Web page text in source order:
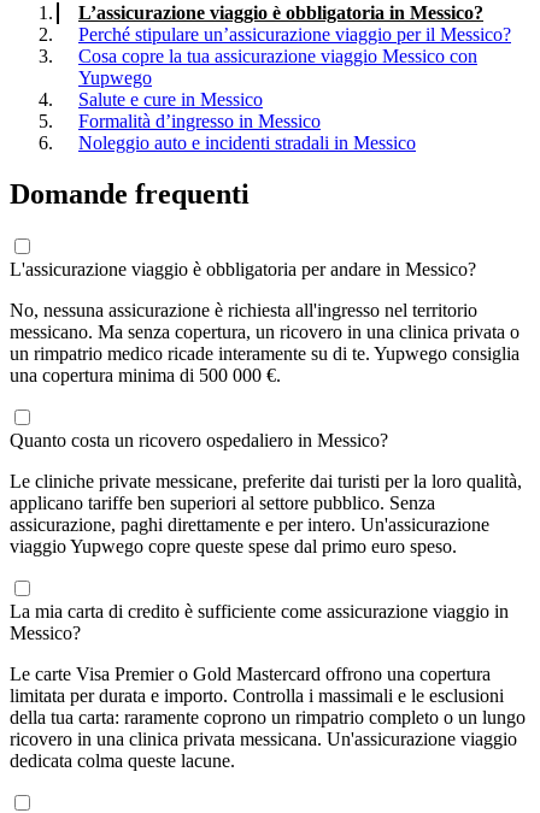
L’assicurazione viaggio è obbligatoria in Messico?
Perché stipulare un’assicurazione viaggio per il Messico?
Cosa copre la tua assicurazione viaggio Messico con
Yupwego
Salute e cure in Messico
Formalità d’ingresso in Messico
Noleggio auto e incidenti stradali in Messico
Domande frequenti
L'assicurazione viaggio è obbligatoria per andare in Messico?
No, nessuna assicurazione è richiesta all'ingresso nel territorio
messicano. Ma senza copertura, un ricovero in una clinica privata o
un rimpatrio medico ricade interamente su di te. Yupwego consiglia
una copertura minima di 500 000 €.
Quanto costa un ricovero ospedaliero in Messico?
Le cliniche private messicane, preferite dai turisti per la loro qualità,
applicano tariffe ben superiori al settore pubblico. Senza
assicurazione, paghi direttamente e per intero. Un'assicurazione
viaggio Yupwego copre queste spese dal primo euro speso.
La mia carta di credito è sufficiente come assicurazione viaggio in
Messico?
Le carte Visa Premier o Gold Mastercard offrono una copertura
limitata per durata e importo. Controlla i massimali e le esclusioni
della tua carta: raramente coprono un rimpatrio completo o un lungo
ricovero in una clinica privata messicana. Un'assicurazione viaggio
dedicata colma queste lacune.